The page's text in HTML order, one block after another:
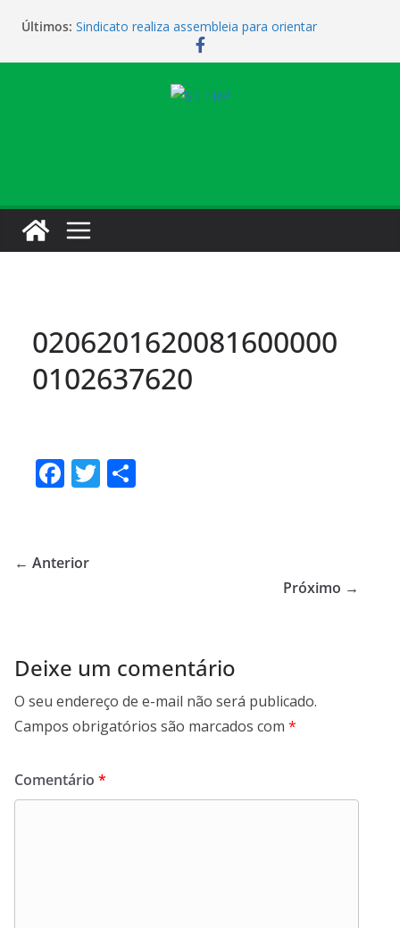
Últimos: Sindicato realiza assembleia para orientar
cobradores sobre novas possibilidades de
qualificação e recolocação profissional
Sede campestre será reaberta neste sábado
Vendaval causa estragos e sede campestre está
0206201620081600000
0102637620
F
b
T
← Anterior
Próximo →
Deixe um comentário
O seu endereço de e-mail não será publicado.
Campos obrigatórios são marcados com *
Comentário *